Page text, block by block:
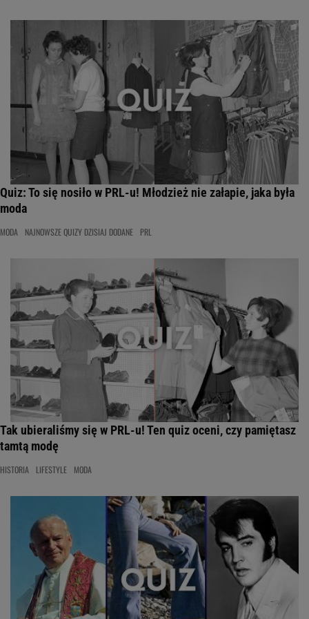
Quiz: To się nosiło w PRL-u! Młodzież nie załapie, jaka była
moda
MODA NAJNOWSZE QUIZY DZISIAJ DODANE PRL
Tak ubieraliśmy się w PRL-u! Ten quiz oceni, czy pamiętasz
tamtą modę
HISTORIA LIFESTYLE MODA